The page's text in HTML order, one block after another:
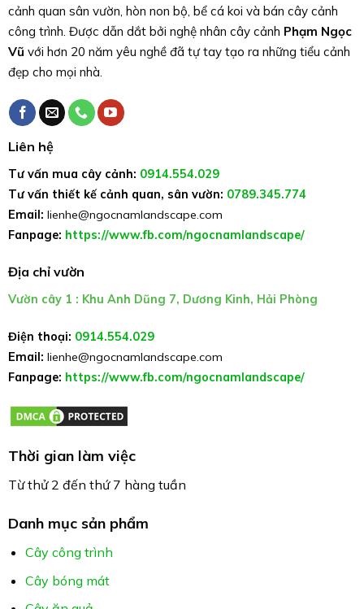
cảnh quan sân vườn, hòn non bộ, bể cá koi và bán cây cảnh
công trình. Được dẫn dắt bởi nghệ nhân cây cảnh Phạm Ngọc
Vũ với hơn 20 năm yêu nghề đã tự tay tạo ra những tiểu cảnh
đẹp cho mọi nhà.
Liên hệ
Tư vấn mua cây cảnh: 0914.554.029
Tư vấn thiết kế cảnh quan, sân vườn: 0789.345.774
Email: lienhe@ngocnamlandscape.com
Fanpage: https://www.fb.com/ngocnamlandscape/
Địa chỉ vườn
Vườn cây 1 : Khu Anh Dũng 7, Dương Kinh, Hải Phòng
Điện thoại: 0914.554.029
Email: lienhe@ngocnamlandscape.com
Fanpage: https://www.fb.com/ngocnamlandscape/
Thời gian làm việc
Từ thử 2 đến thứ 7 hàng tuần
Danh mục sản phẩm
Cây công trình
Cây bóng mát